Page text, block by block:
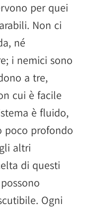
per quei
Non ci
né
i nemici sono
a tre,
cui è facile
è fluido,
poco profondo
altri
di questi
Ogni